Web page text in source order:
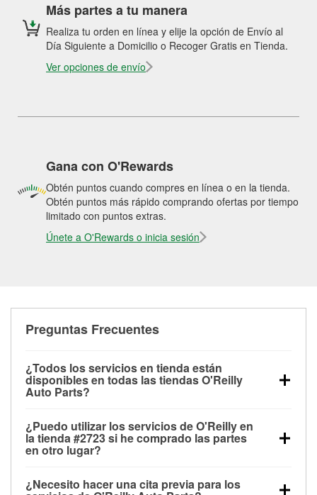
Más partes a tu manera
Realiza tu orden en línea y elije la opción de Envío al
Día Siguiente a Domicilio o Recoger Gratis en Tienda.
Ver opciones de envío
Gana con O'Rewards
Obtén puntos cuando compres en línea o en la tienda.
Obtén puntos más rápido comprando ofertas por tiempo
limitado con puntos extras.
Únete a O'Rewards o inicia sesión
Preguntas Frecuentes
¿Todos los servicios en tienda están
disponibles en todas las tiendas O'Reilly
Auto Parts?
las pruebas de batería, pruebas de alternador y
motor de arranque, revisión de la luz “Check Engine”
con O'Reilly VeriScan® e instalación de
limpiaparabrisas o bombillas, están disponibles en
¿Puedo utilizar los servicios de O'Reilly en
la tienda #2723 si he comprado las partes
en otro lugar?
de O'Reilly Auto Parts que estén disponibles en la
¿Necesito hacer una cita previa para los